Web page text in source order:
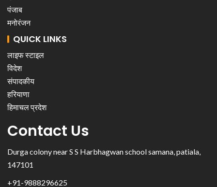
पंजाब
मनोरंजन
QUICK LINKS
लाइफ स्टाइल
विदेश
संपादकीय
हरियाणा
हिमाचल प्रदेश
Contact Us
Durga colony near S S Harbhagwan school samana, patiala,
147101
+91-9888296625